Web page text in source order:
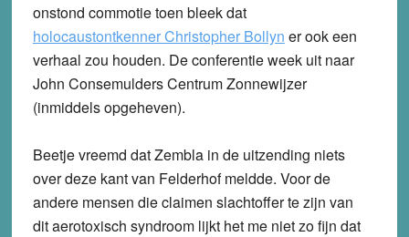
onstond commotie toen bleek dat
holocaustontkenner Christopher Bollyn er ook een
verhaal zou houden. De conferentie week uit naar
John Consemulders Centrum Zonnewijzer
(inmiddels opgeheven).
Beetje vreemd dat Zembla in de uitzending niets
over deze kant van Felderhof meldde. Voor de
andere mensen die claimen slachtoffer te zijn van
dit aerotoxisch syndroom lijkt het me niet zo fijn dat